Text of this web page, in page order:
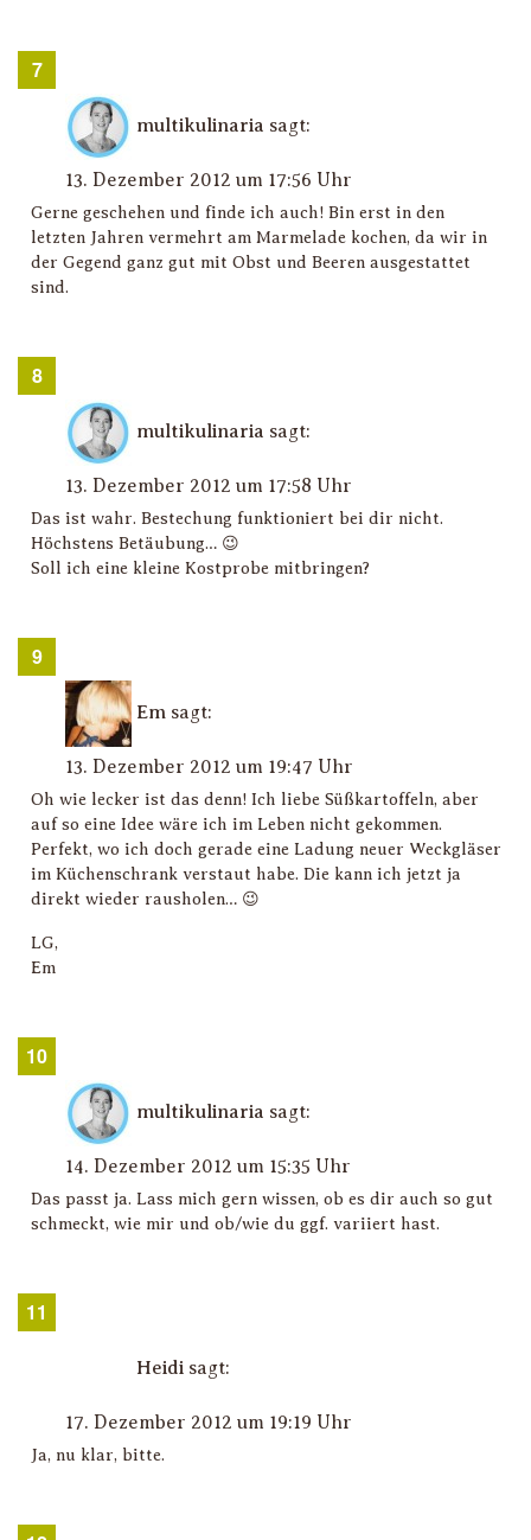
multikulinaria sagt:
13. Dezember 2012 um 17:56 Uhr
Gerne geschehen und finde ich auch! Bin erst in den
letzten Jahren vermehrt am Marmelade kochen, da wir in
der Gegend ganz gut mit Obst und Beeren ausgestattet
sind.
multikulinaria sagt:
13. Dezember 2012 um 17:58 Uhr
Das ist wahr. Bestechung funktioniert bei dir nicht.
Höchstens Betäubung… 😉
Soll ich eine kleine Kostprobe mitbringen?
Em sagt:
13. Dezember 2012 um 19:47 Uhr
Oh wie lecker ist das denn! Ich liebe Süßkartoffeln, aber
auf so eine Idee wäre ich im Leben nicht gekommen.
Perfekt, wo ich doch gerade eine Ladung neuer Weckgläser
im Küchenschrank verstaut habe. Die kann ich jetzt ja
direkt wieder rausholen… 😉
LG,
Em
multikulinaria sagt:
14. Dezember 2012 um 15:35 Uhr
Das passt ja. Lass mich gern wissen, ob es dir auch so gut
schmeckt, wie mir und ob/wie du ggf. variiert hast.
Heidi sagt:
17. Dezember 2012 um 19:19 Uhr
Ja, nu klar, bitte.